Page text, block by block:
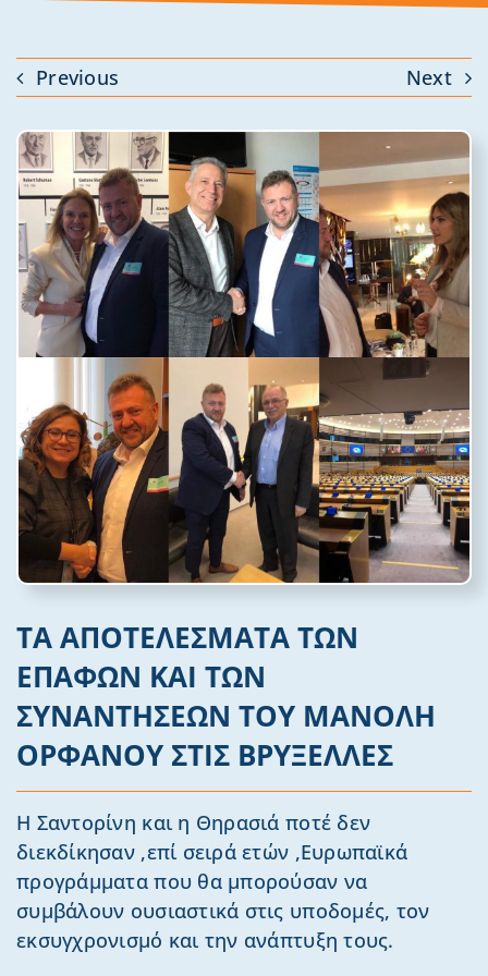
Previous Next
ΤΑ ΑΠΟΤΕΛΕΣΜΑΤΑ ΤΩΝ
ΕΠΑΦΩΝ ΚΑΙ ΤΩΝ
ΣΥΝΑΝΤΗΣΕΩΝ ΤΟΥ ΜΑΝΟΛΗ
ΟΡΦΑΝΟΥ ΣΤΙΣ ΒΡΥΞΕΛΛΕΣ
Η Σαντορίνη και η Θηρασιά ποτέ δεν
διεκδίκησαν ,επί σειρά ετών ,Ευρωπαϊκά
προγράμματα που θα μπορούσαν να
συμβάλουν ουσιαστικά στις υποδομές, τον
εκσυγχρονισμό και την ανάπτυξη τους.